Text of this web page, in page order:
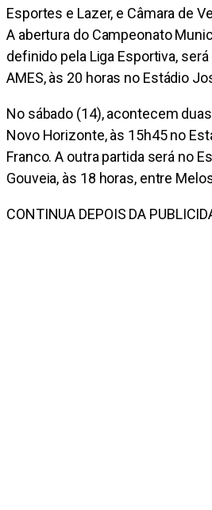
Esportes e Lazer, e Câmara de
A abertura do Campeonato
definido pela Liga Esportiva,
AMES, às 20 horas no Estádio
No sábado (14), acontecem
Novo Horizonte, às 15h45 no
Franco. A outra partida será no
Gouveia, às 18 horas, entre
CONTINUA DEPOIS DA